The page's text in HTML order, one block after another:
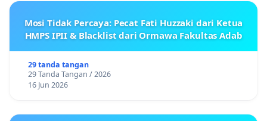
Mosi Tidak Percaya: Pecat Fati Huzzaki dari Ketua
HMPS IPII & Blacklist dari Ormawa Fakultas Adab
29 tanda tangan
29 Tanda Tangan / 2026
16 Jun 2026